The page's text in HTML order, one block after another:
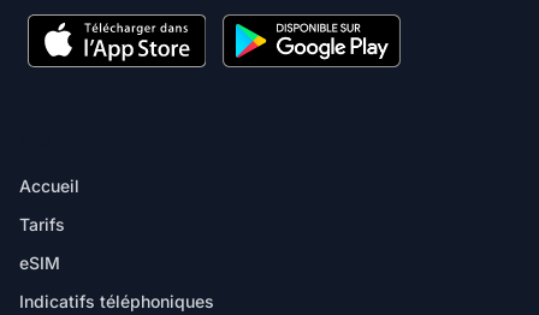
Accueil
Tarifs
eSIM
Indicatifs téléphoniques